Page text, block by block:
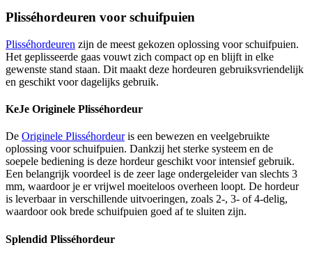
Plisséhordeuren voor schuifpuien
Plisséhordeuren zijn de meest gekozen oplossing voor schuifpuien.
Het geplisseerde gaas vouwt zich compact op en blijft in elke
gewenste stand staan. Dit maakt deze hordeuren gebruiksvriendelijk
en geschikt voor dagelijks gebruik.
KeJe Originele Plisséhordeur
De Originele Plisséhordeuris een bewezen en veelgebruikte
oplossing voor schuifpuien. Dankzij het sterke systeem en de
soepele bediening is deze hordeur geschikt voor intensief gebruik.
Een belangrijk voordeel is de zeer lage ondergeleider van slechts 3
mm, waardoor je er vrijwel moeiteloos overheen loopt. De hordeur
is leverbaar in verschillende uitvoeringen, zoals 2-, 3- of 4-delig,
waardoor ook brede schuifpuien goed af te sluiten zijn.
Splendid Plisséhordeur